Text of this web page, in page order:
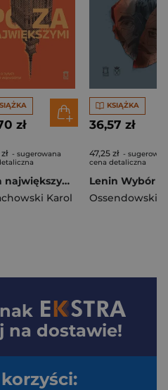
zł
- sugerowana
Poza największymi Studium o byłych stolicach województw
Karol
KSIĄŻKA
36,57 zł
47,25 zł -
cena detaliczna
Lenin Wybór
na dostawie!